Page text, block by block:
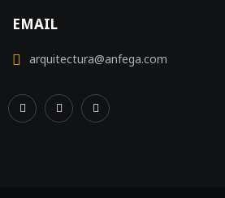
EMAIL
arquitectura@anfega.com